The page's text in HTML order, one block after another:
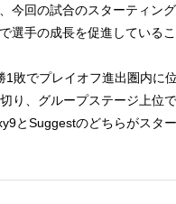
今回の試合のスターティン
選手の成長を促進しているこ
1敗でプレイオフ進出圏内に
り、グループステージ上位
とSuggestのどちらがスタ